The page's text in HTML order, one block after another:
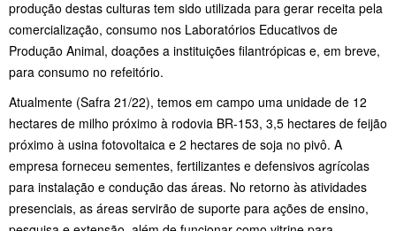
produção destas culturas tem sido utilizada para gerar receita pela
comercialização, consumo nos Laboratórios Educativos de
Produção Animal, doações a instituições filantrópicas e, em breve,
para consumo no refeitório.
Atualmente (Safra 21/22), temos em campo uma unidade de 12
hectares de milho próximo à rodovia BR-153, 3,5 hectares de feijão
próximo à usina fotovoltaica e 2 hectares de soja no pivô. A
empresa forneceu sementes, fertilizantes e defensivos agrícolas
para instalação e condução das áreas. No retorno às atividades
presenciais, as áreas servirão de suporte para ações de ensino,